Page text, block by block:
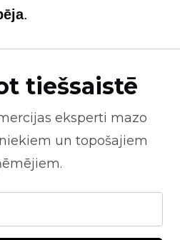
.
tiešsaistē
eksperti mazo
un topošajiem